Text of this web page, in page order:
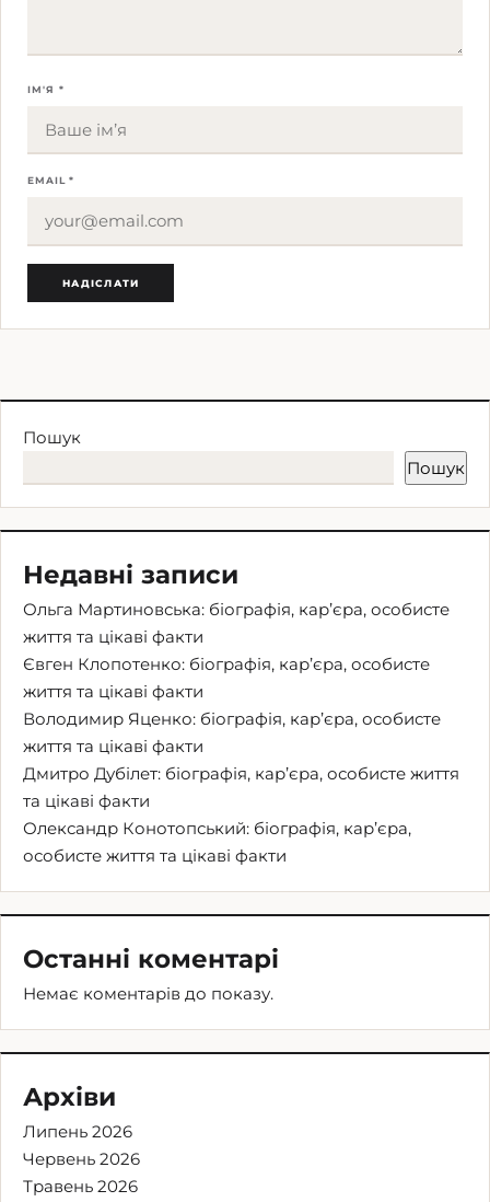
ІМ'Я *
EMAIL *
Пошук
Пошук
Недавні записи
Ольга Мартиновська: біографія, кар’єра, особисте
життя та цікаві факти
Євген Клопотенко: біографія, кар’єра, особисте
життя та цікаві факти
Володимир Яценко: біографія, кар’єра, особисте
життя та цікаві факти
Дмитро Дубілет: біографія, кар’єра, особисте життя
та цікаві факти
Олександр Конотопський: біографія, кар’єра,
особисте життя та цікаві факти
Останні коментарі
Немає коментарів до показу.
Архіви
Липень 2026
Червень 2026
Травень 2026